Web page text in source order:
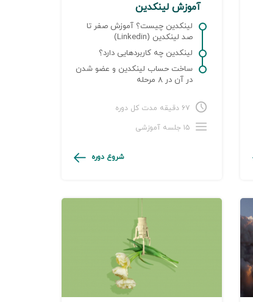
آموزش لینکدین
لینکدین چیست؟ آموزش صفر تا
صد لینکدین (Linkedin)
لینکدین چه کاربردهایی دارد؟
ساخت حساب لینکدین و عضو شدن
در آن در ۸ مرحله
۶۷ دقیقه مدت کل دوره
۱۵ جلسه آموزشی
شروع دوره